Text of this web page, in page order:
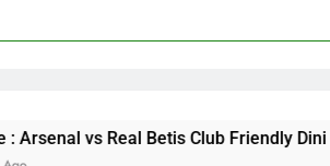
vs Real Betis Club Friendly Dini